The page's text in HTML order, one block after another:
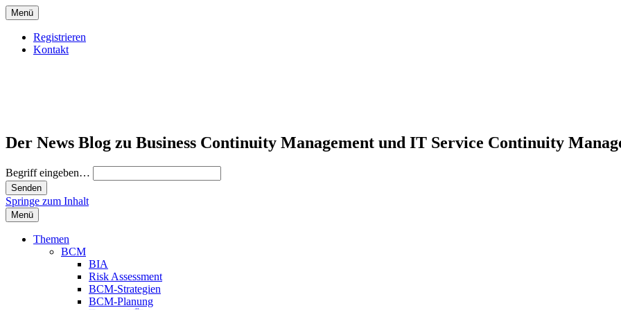
Menü
Registrieren
Kontakt
Der News Blog zu Business Continuity Management und IT Service Continuity
Begriff eingeben…
Springe zum Inhalt
Menü
Themen
BCM
BIA
Risk Assessment
BCM-Strategien
BCM-Planung